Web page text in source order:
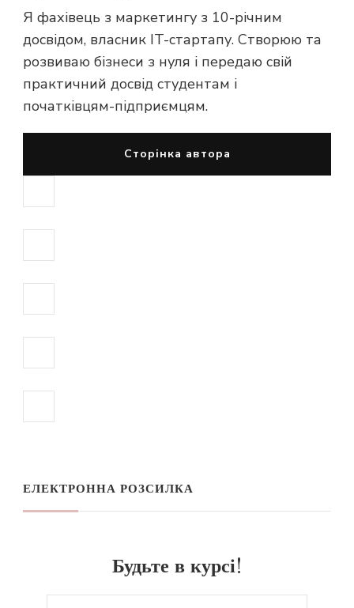
Я фахівець з маркетингу з 10-річним
досвідом, власник IT-стартапу. Створюю та
розвиваю бізнеси з нуля і передаю свій
практичний досвід студентам і
початківцям-підприємцям.
Сторінка автора
ЕЛЕКТРОННА РОЗСИЛКА
Будьте в курсі!